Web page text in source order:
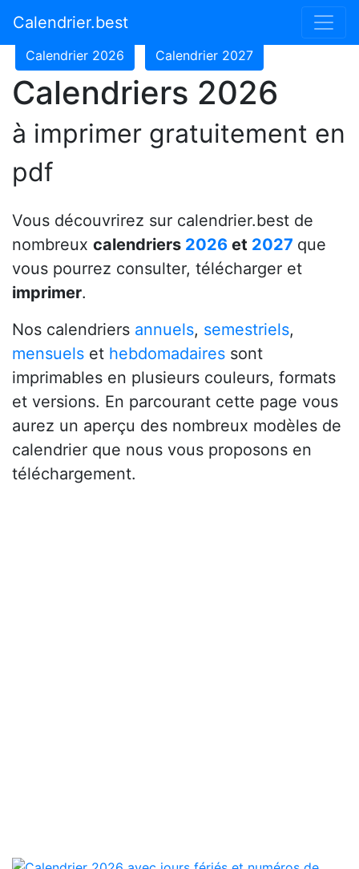
Calendrier.best
Calendrier 2024
Calendrier 2026 Calendrier 2027
Calendriers 2026
à imprimer gratuitement en
pdf
Vous découvrirez sur calendrier.best de
nombreux calendriers 2026 et 2027 que
vous pourrez consulter, télécharger et
imprimer.
Nos calendriers annuels, semestriels,
mensuels et hebdomadaires sont
imprimables en plusieurs couleurs, formats
et versions. En parcourant cette page vous
aurez un aperçu des nombreux modèles de
calendrier que nous vous proposons en
téléchargement.